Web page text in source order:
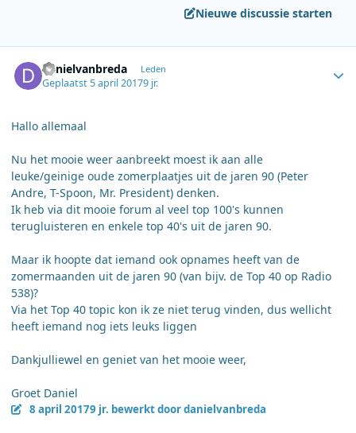
Nieuwe discussie starten
danielvanbreda Leden
Geplaatst 5 april 20179 jr.
Hallo allemaal
Nu het mooie weer aanbreekt moest ik aan alle
leuke/geinige oude zomerplaatjes uit de jaren 90 (Peter
Andre, T-Spoon, Mr. President) denken.
Ik heb via dit mooie forum al veel top 100's kunnen
terugluisteren en enkele top 40's uit de jaren 90.
Maar ik hoopte dat iemand ook opnames heeft van de
zomermaanden uit de jaren 90 (van bijv. de Top 40 op Radio
538)?
Via het Top 40 topic kon ik ze niet terug vinden, dus wellicht
heeft iemand nog iets leuks liggen
Dankjulliewel en geniet van het mooie weer,
Groet Daniel
8 april 20179 jr. bewerkt door danielvanbreda